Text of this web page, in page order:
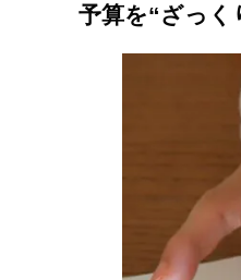
予算を“ざっく